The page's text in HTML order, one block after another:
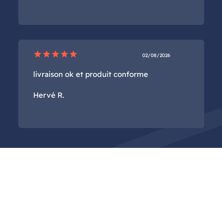
star star star star star 02/08/2026
livraison ok et produit conforme
Hervé R.